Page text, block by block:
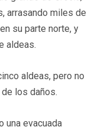
arrasando miles de
su parte norte, y
aldeas.
aldeas, pero no
los daños.
una evacuada